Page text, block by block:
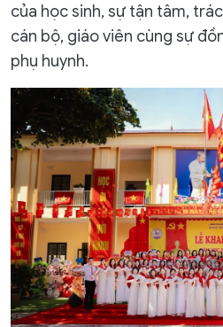
của học sinh, sự tận tâm,
cán bộ, giáo viên cùng sự
phụ huynh.